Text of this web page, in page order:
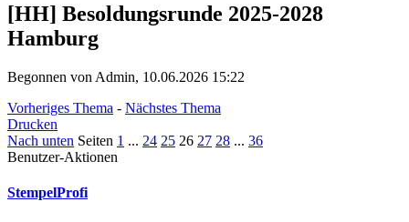
[HH] Besoldungsrunde 2025-2028
Hamburg
Begonnen von Admin, 10.06.2026 15:22
Vorheriges Thema - Nächstes Thema
Drucken
Nach unten Seiten 1 ... 24 25 26 27 28 ... 36
Benutzer-Aktionen
StempelProfi